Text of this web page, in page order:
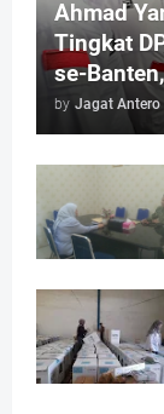
Ahmad
Tingkat
se-
by Jagat Antero